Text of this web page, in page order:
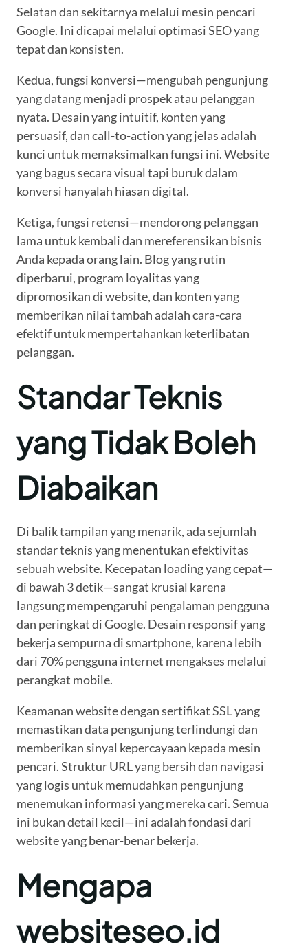
Selatan dan sekitarnya melalui mesin pencari
Google. Ini dicapai melalui optimasi SEO yang
tepat dan konsisten.
Kedua, fungsi konversi—mengubah pengunjung
yang datang menjadi prospek atau pelanggan
nyata. Desain yang intuitif, konten yang
persuasif, dan call-to-action yang jelas adalah
kunci untuk memaksimalkan fungsi ini. Website
yang bagus secara visual tapi buruk dalam
konversi hanyalah hiasan digital.
Ketiga, fungsi retensi—mendorong pelanggan
lama untuk kembali dan mereferensikan bisnis
Anda kepada orang lain. Blog yang rutin
diperbarui, program loyalitas yang
dipromosikan di website, dan konten yang
memberikan nilai tambah adalah cara-cara
efektif untuk mempertahankan keterlibatan
pelanggan.
Standar Teknis
yang Tidak Boleh
Diabaikan
Di balik tampilan yang menarik, ada sejumlah
standar teknis yang menentukan efektivitas
sebuah website. Kecepatan loading yang cepat—
di bawah 3 detik—sangat krusial karena
langsung mempengaruhi pengalaman pengguna
dan peringkat di Google. Desain responsif yang
bekerja sempurna di smartphone, karena lebih
dari 70% pengguna internet mengakses melalui
perangkat mobile.
Keamanan website dengan sertifikat SSL yang
memastikan data pengunjung terlindungi dan
memberikan sinyal kepercayaan kepada mesin
pencari. Struktur URL yang bersih dan navigasi
yang logis untuk memudahkan pengunjung
menemukan informasi yang mereka cari. Semua
ini bukan detail kecil—ini adalah fondasi dari
website yang benar-benar bekerja.
Mengapa
websiteseo.id